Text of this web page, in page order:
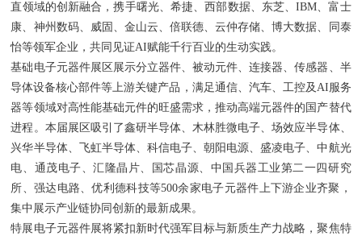
直领域的创新融合，携手曙光、希捷、西部数据、东芝、IBM、富士
康、神州数码、威固、金山云、倍联德、云仲存储、博大数据、同泰
怡等领军企业，共同见证AI赋能千行百业的生动实践。
基础电子元器件展区展示分立器件、被动元件、连接器、传感器、半
导体设备核心部件等上游关键产品，满足通信、汽车、工控及AI服务
器等领域对高性能基础元件的旺盛需求，推动高端元器件的国产替代
进程。本届展区吸引了鑫研半导体、木林胜微电子、场效应半导体、
兴华半导体、飞虹半导体、科信电子、朝阳电源、盛凌电子、中航光
电、通茂电子、汇隆晶片、国芯晶源、中国兵器工业第二一四研究
所、强达电路、优利德科技等500余家电子元器件上下游企业齐聚，
集中展示产业链协同创新的最新成果。
特展电子元器件展将紧扣新时代强军目标与新质生产力战略，聚焦特